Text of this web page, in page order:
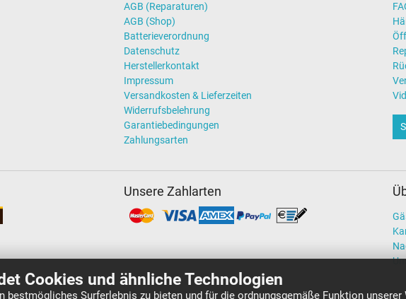
Cookies und ähnliche Technologien
bestmögliches Surferlebnis zu bieten und für die ordnungsgemäße Funktion unserer
AGB (Reparaturen)
AGB (Shop)
Batterieverordnung
Datenschutz
Herstellerkontakt
Impressum
Versandkosten & Lieferzeiten
Widerrufsbelehrung
Garantiebedingungen
Zahlungsarten
Unsere Zahlarten